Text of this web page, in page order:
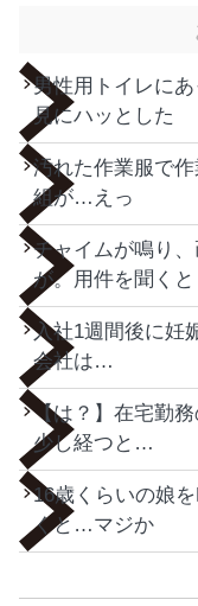
男性用トイレに
見にハッとした
汚れた作業服で
組が…えっ
チャイムが鳴り
が。用件を聞くと
入社1週間後に妊
会社は…
【は？】在宅勤
少し経つと…
16歳くらいの娘
くと…マジか